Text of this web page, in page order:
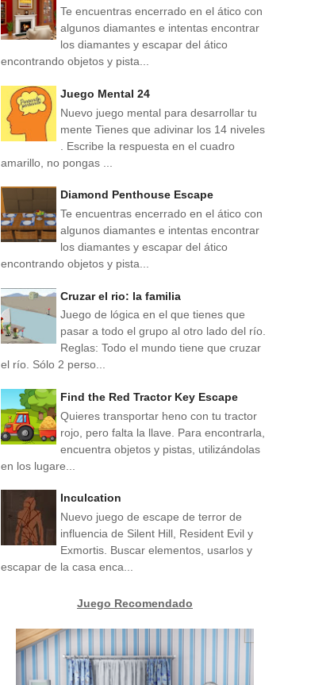
Te encuentras encerrado en el ático con
algunos diamantes e intentas encontrar
los diamantes y escapar del ático
encontrando objetos y pista...
Juego Mental 24
Nuevo juego mental para desarrollar tu
mente Tienes que adivinar los 14 niveles
. Escribe la respuesta en el cuadro
amarillo, no pongas ...
Diamond Penthouse Escape
Te encuentras encerrado en el ático con
algunos diamantes e intentas encontrar
los diamantes y escapar del ático
encontrando objetos y pista...
Cruzar el rio: la familia
Juego de lógica en el que tienes que
pasar a todo el grupo al otro lado del río.
Reglas: Todo el mundo tiene que cruzar
el río. Sólo 2 perso...
Find the Red Tractor Key Escape
Quieres transportar heno con tu tractor
rojo, pero falta la llave. Para encontrarla,
encuentra objetos y pistas, utilizándolas
en los lugare...
Inculcation
Nuevo juego de escape de terror de
influencia de Silent Hill, Resident Evil y
Exmortis. Buscar elementos, usarlos y
escapar de la casa enca...
Juego Recomendado